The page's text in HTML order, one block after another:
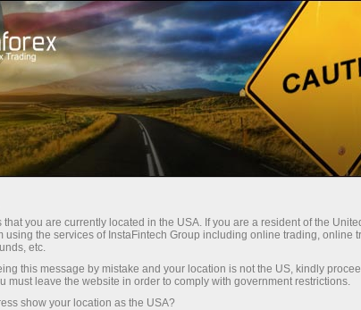
lập tức Tải nền tảng giao dịch Metatrader
người mới
bắt đầu
Dành cho đối tác Company
that you are currently located in the USA. If you are a resident of the
using the services of InstaFintech Group including online trading, online
etc.
this message by mistake and your location is not the US, kindly
must leave the website in order to comply with government restrictions.
show your location as the USA?